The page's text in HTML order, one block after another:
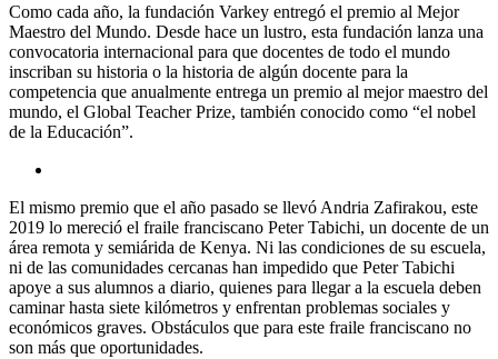
Como cada año, la fundación Varkey entregó el premio al Mejor
Maestro del Mundo. Desde hace un lustro, esta fundación lanza una
convocatoria internacional para que docentes de todo el mundo
inscriban su historia o la historia de algún docente para la
competencia que anualmente entrega un premio al mejor maestro del
mundo, el Global Teacher Prize, también conocido como “el nobel
de la Educación”.
El mismo premio que el año pasado se llevó Andria Zafirakou, este
2019 lo mereció el fraile franciscano Peter Tabichi, un docente de un
área remota y semiárida de Kenya. Ni las condiciones de su escuela,
ni de las comunidades cercanas han impedido que Peter Tabichi
apoye a sus alumnos a diario, quienes para llegar a la escuela deben
caminar hasta siete kilómetros y enfrentan problemas sociales y
económicos graves. Obstáculos que para este fraile franciscano no
son más que oportunidades.